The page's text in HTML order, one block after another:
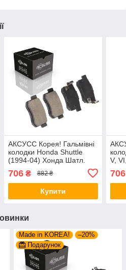
АКСУСС Корея! Гальмівні
колодки Honda Shuttle
(1994-04) Хонда Шатл.
Задні. GDB3154 , FDB956
, FDB1679
706₴ 882 ₴
Купити
V,
706
Made in KOREA!
–20%
Подарунок